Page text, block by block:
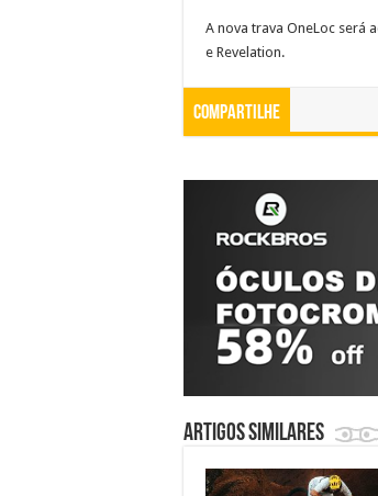
A nova trava OneLoc será
e Revelation.
Compartilhe
Artigos similares